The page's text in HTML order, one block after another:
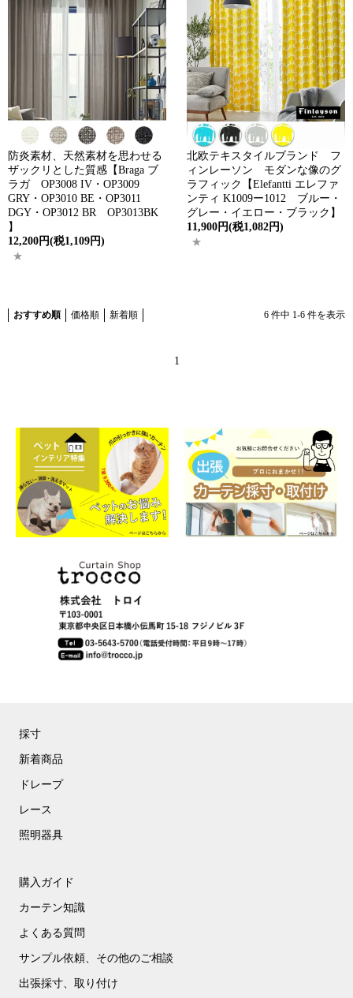
防炎素材、天然素材を思わせる
ザックリとした質感【Braga ブ
ラガ OP3008 IV・OP3009
GRY・OP3010 BE・OP3011
DGY・OP3012 BR OP3013BK
】
12,200円(税1,109円)
北欧テキスタイルブランド フ
ィンレーソン モダンな像のグ
ラフィック【Elefantti エレファ
ンティ K1009ー1012 ブルー・
グレー・イエロー・ブラック】
11,900円(税1,082円)
おすすめ順 価格順 新着順 6 件中 1-6 件を表示
1
採寸
新着商品
ドレープ
レース
照明器具
購入ガイド
カーテン知識
よくある質問
サンプル依頼、その他のご相談
出張採寸、取り付け